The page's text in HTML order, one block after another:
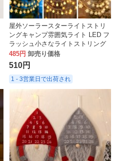
屋外ソーラースターライトストリ
ングキャンプ雰囲気ライト LED フ
ラッシュ小さなライトストリング
クリスマス装飾スノーフレークラ
イトストリング
485円 卸売り価格
510円
1 - 3営業日で出荷され